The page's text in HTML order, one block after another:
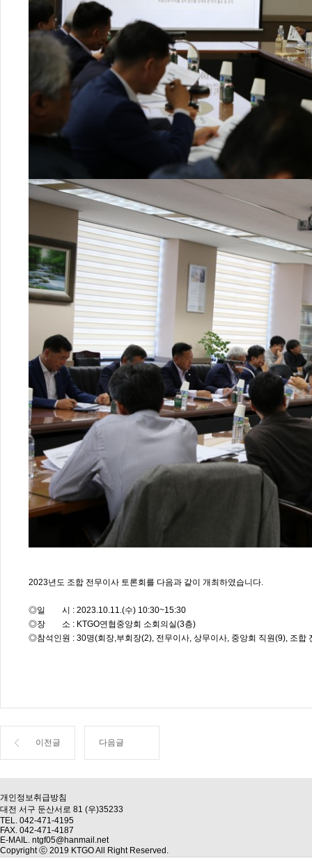
2023년도 조합 전무이사 토론회를 다음과 같이 개최하였습니다.
◎일 시 : 2023.10.11.(수) 10:30~15:30
◎장 소 : KTGO연협중앙회 소회의실(3층)
◎참석인원 : 30명(회장,부회장(2), 전무이사, 상무이사, 중앙회 직원(9), 조합
이전글 다음글
개인정보취급방침
대전 서구 둔산서로 81 (우)35233
TEL. 042-471-4195
FAX. 042-471-4187
E-MAIL. ntgf05@hanmail.net
Copyright ⓒ 2019 KTGO All Right Reserved.